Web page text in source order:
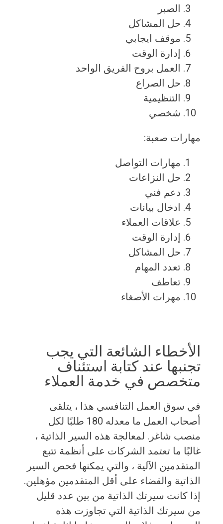
الصبر
حل المشاكل
موقف ايجابي
إدارة الوقت
العمل بروح الفريق الواحد
حل الصراع
التنظيمية
شخصي
مهارات صعبة:
مهارات التواصل
حل النزاعات
دعم فني
ادخال بيانات
علاقات العملاء
إدارة الوقت
حل المشاكل
تعدد المهام
تعاطف
مهرات الأصغاء
الأخطاء الشائعة التي يجب
تجنبها عند كتابة استئناف
متخصص في خدمة العملاء
في سوق العمل التنافسي هذا ، يتلقى
أصحاب العمل ما معدله 180 طلبًا لكل
منصب شاغر. لمعالجة هذه السير الذاتية ،
غالبًا ما تعتمد الشركات على أنظمة تتبع
المتقدمين الآلية ، والتي يمكنها فحص السير
الذاتية والقضاء على أقل المتقدمين مؤهلين.
إذا كانت سيرتك الذاتية من بين عدد قليل
من سيرتك الذاتية التي تجاوزت هذه